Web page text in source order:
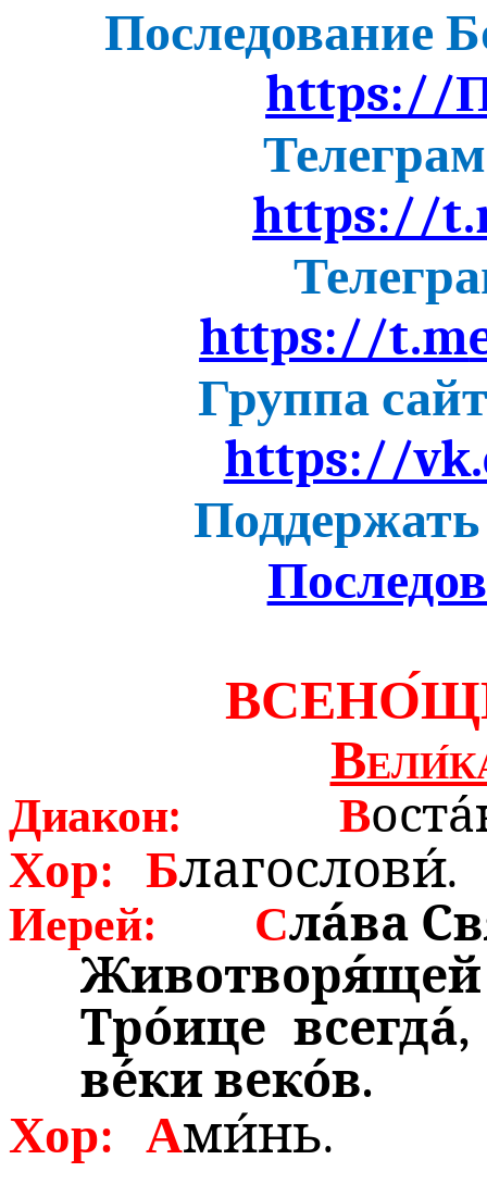
Последование
https://
https://
https://t.m
Группа
https://
Диакон: В
Хор: Благослови́.
Иерей: Сла́ва
Тро́ице
ве́ки веко́в.
Хор: Ами́нь.